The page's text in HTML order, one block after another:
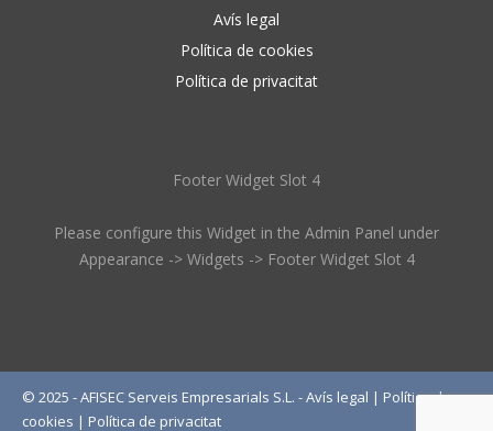
Avís legal
Política de cookies
Política de privacitat
Footer Widget Slot 4
Please configure this Widget in the Admin Panel under
Appearance -> Widgets -> Footer Widget Slot 4
© 2025 - AFISEC Serveis Empresarials S.L. -Avís legal | Política de
cookies | Política de privacitat